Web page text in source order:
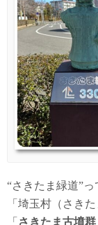
“さきたま緑道”
「埼玉村（さき
「 さきたま古墳群